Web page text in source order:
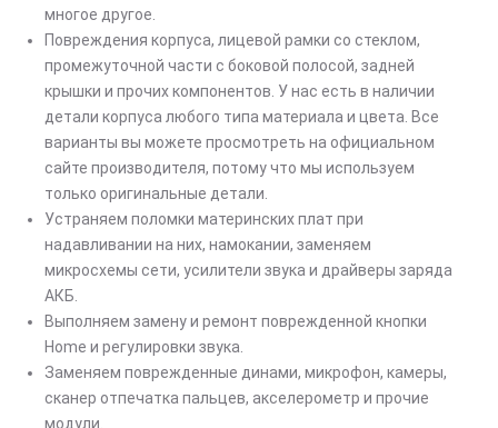
многое другое.
Повреждения корпуса, лицевой рамки со стеклом,
промежуточной части с боковой полосой, задней
крышки и прочих компонентов. У нас есть в наличии
детали корпуса любого типа материала и цвета. Все
варианты вы можете просмотреть на официальном
сайте производителя, потому что мы используем
только оригинальные детали.
Устраняем поломки материнских плат при
надавливании на них, намокании, заменяем
микросхемы сети, усилители звука и драйверы заряда
АКБ.
Выполняем замену и ремонт поврежденной кнопки
Home и регулировки звука.
Заменяем поврежденные динами, микрофон, камеры,
сканер отпечатка пальцев, акселерометр и прочие
модули.